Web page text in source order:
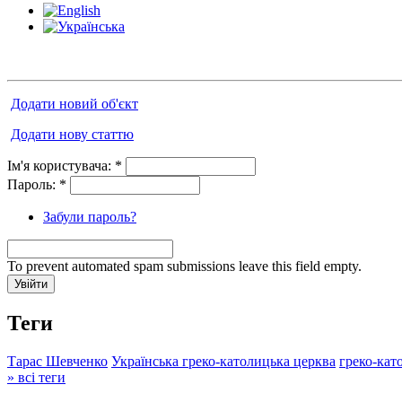
Додати новий об'єкт
Додати нову статтю
Ім'я користувача: *
Пароль: *
Забули пароль?
To prevent automated spam submissions leave this field empty.
Теги
Тарас Шевченко Українська греко-католицька церква греко-
» всі теги